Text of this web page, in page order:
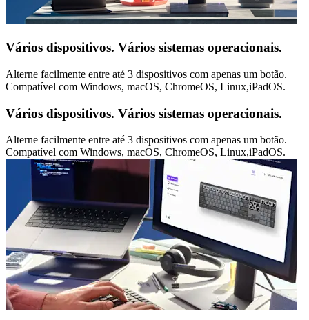
Vários dispositivos. Vários sistemas operacionais.
Alterne facilmente entre até 3 dispositivos com apenas um botão.
Compatível com Windows, macOS, ChromeOS, Linux,iPadOS.
Vários dispositivos. Vários sistemas operacionais.
Alterne facilmente entre até 3 dispositivos com apenas um botão.
Compatível com Windows, macOS, ChromeOS, Linux,iPadOS.